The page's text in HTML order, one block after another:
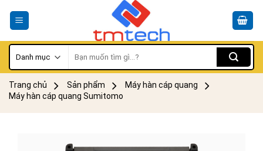
kiếm:
Trang chủ Sản phẩm
Máy hàn cáp quang
Máy hàn cáp quang Sumitomo